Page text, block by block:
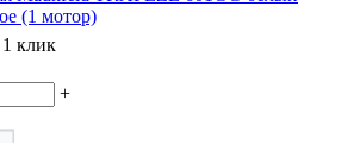
(1 мотор)
клик
+